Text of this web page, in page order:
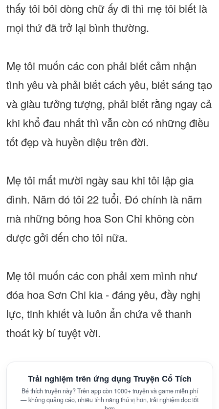
thấy tôi bôi dòng chữ ấy đi thì mẹ tôi biết là
mọi thứ đã trở lại bình thường.
Mẹ tôi muốn các con phải biết cảm nhận
tình yêu và phải biết cách yêu, biết sáng tạo
và giàu tưởng tượng, phải biết rằng ngay cả
khi khổ đau nhất thì vẫn còn có những điều
tốt đẹp và huyền diệu trên đời.
Mẹ tôi mất mười ngày sau khi tôi lập gia
đình. Năm đó tôi 22 tuổi. Đó chính là năm
mà những bông hoa Son Chi không còn
được gởi đến cho tôi nữa.
Mẹ tôi muốn các con phải xem mình như
đóa hoa Sơn Chi kia - đáng yêu, đầy nghị
lực, tinh khiết và luôn ẩn chứa vẻ thanh
thoát kỳ bí tuyệt vời.
Trải nghiệm trên ứng dụng Truyện Cổ Tích
Bé thích truyện này? Trên app còn 1000+ truyện và game miễn phí
— không quảng cáo, nhiều tính năng thú vị hơn, trải nghiệm đọc tốt